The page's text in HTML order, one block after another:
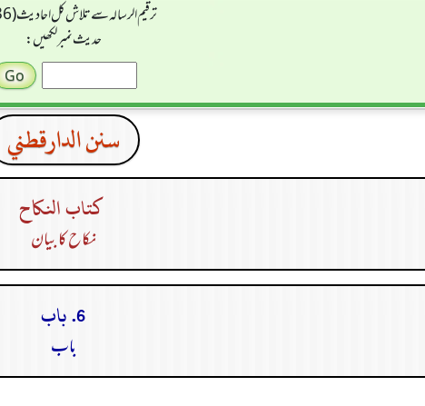
ترقیم الرسالہ سے تلاش کل احادیث (4836)
حدیث نمبر لکھیں:
سنن الدارقطني
كتاب النكاح
نکاح کا بیان
6. باب
باب